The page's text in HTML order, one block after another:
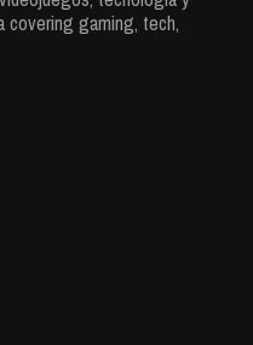
covering gaming, tech,